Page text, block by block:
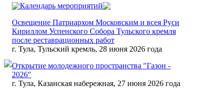
Календарь мероприятий
Освещение Патриархом Московским и всея Руси
Кириллом Успенского Собора Тульского кремля
после реставрационных работ
г. Тула, Тульский кремль, 28 июня 2026 года
Открытие молодежного пространства "Газон -
2026"
г. Тула, Казанская набережная, 27 июня 2026 года